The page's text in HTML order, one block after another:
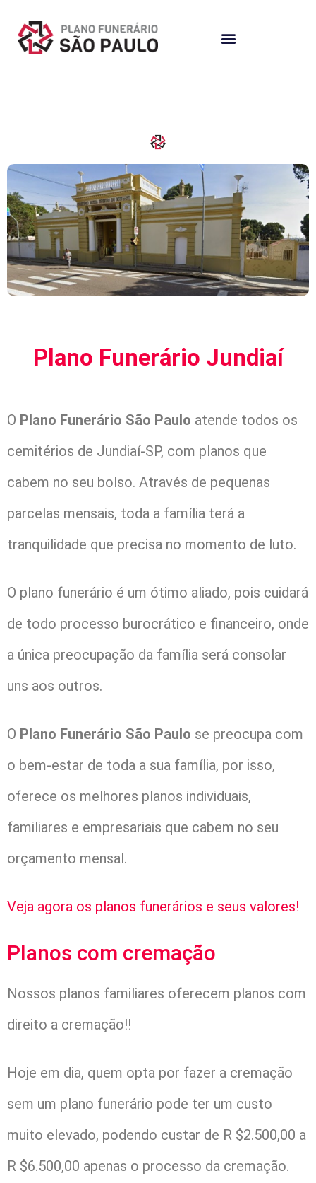
Plano Funerário Jundiaí
O Plano Funerário São Paulo atende todos os
cemitérios de Jundiaí-SP, com planos que
cabem no seu bolso. Através de pequenas
parcelas mensais, toda a família terá a
tranquilidade que precisa no momento de luto.
O plano funerário é um ótimo aliado, pois cuidará
de todo processo burocrático e financeiro, onde
a única preocupação da família será consolar
uns aos outros.
O Plano Funerário São Paulo se preocupa com
o bem-estar de toda a sua família, por isso,
oferece os melhores planos individuais,
familiares e empresariais que cabem no seu
orçamento mensal.
Veja agora os planos funerários e seus valores!
Planos com cremação
Nossos planos familiares oferecem planos com
direito a cremação!!
Hoje em dia, quem opta por fazer a cremação
sem um plano funerário pode ter um custo
muito elevado, podendo custar de R $2.500,00 a
R $6.500,00 apenas o processo da cremação.